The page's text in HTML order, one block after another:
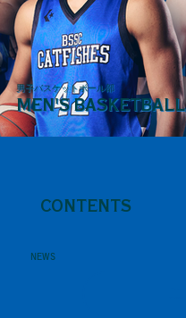
男子バスケットボール部
MEN'S BASKETBALL
CONTENTS
NEWS